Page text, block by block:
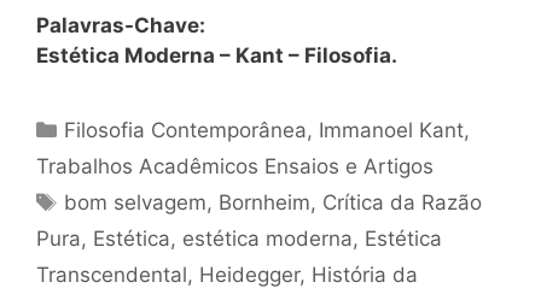
Palavras-Chave:
Estética Moderna – Kant – Filosofia.
Categorias
Filosofia Contemporânea, Immanoel Kant,
Trabalhos Acadêmicos Ensaios e Artigos
Tags
bom selvagem, Bornheim, Crítica da Razão
Pura, Estética, estética moderna, Estética
Transcendental, Heidegger, História da